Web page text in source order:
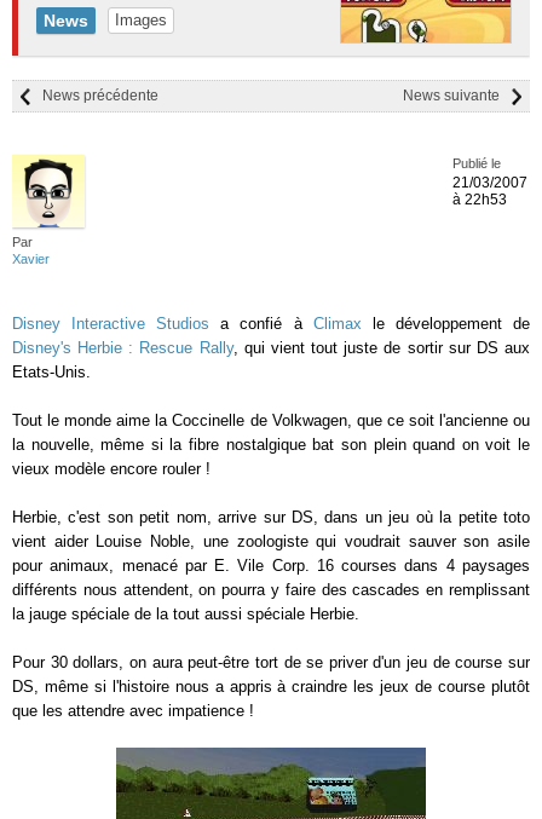
News Images
News suivante
News précédente
Par
Xavier
Publié le
21/03/2007
à 22h53
Disney Interactive Studios a confié à Climax le développement de
Disney's Herbie : Rescue Rally, qui vient tout juste de sortir sur DS aux
Etats-Unis.
Tout le monde aime la Coccinelle de Volkwagen, que ce soit l'ancienne ou
la nouvelle, même si la fibre nostalgique bat son plein quand on voit le
vieux modèle encore rouler !
Herbie, c'est son petit nom, arrive sur DS, dans un jeu où la petite toto
vient aider Louise Noble, une zoologiste qui voudrait sauver son asile
pour animaux, menacé par E. Vile Corp. 16 courses dans 4 paysages
différents nous attendent, on pourra y faire des cascades en remplissant
la jauge spéciale de la tout aussi spéciale Herbie.
Pour 30 dollars, on aura peut-être tort de se priver d'un jeu de course sur
DS, même si l'histoire nous a appris à craindre les jeux de course plutôt
que les attendre avec impatience !